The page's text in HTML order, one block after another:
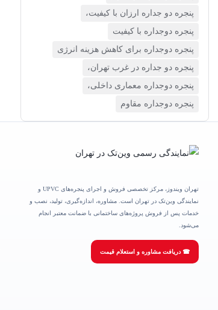
پنجره دو جداره ارزان با کیفیت،
پنجره دوجداره با کیفیت
پنجره دوجداره برای کاهش هزینه انرژی
پنجره دو جداره در غرب تهران،
پنجره دوجداره معماری داخلی،
پنجره دوجداره مقاوم
تهران ویندوز، مرکز تخصصی فروش و اجرای پنجره‌های UPVC و
نمایندگی وین‌تک در تهران است. مشاوره، اندازه‌گیری، تولید، نصب و
خدمات پس از فروش پروژه‌های ساختمانی با ضمانت معتبر انجام
می‌شود.
☎ دریافت مشاوره و استعلام قیمت